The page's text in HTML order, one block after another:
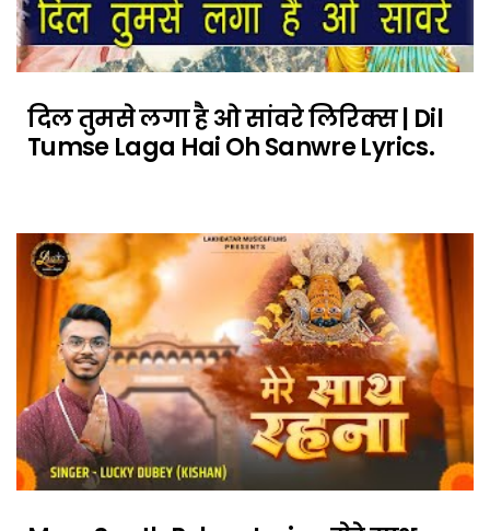
दिल तुमसे लगा है ओ सांवरे लिरिक्स | Dil
Tumse Laga Hai Oh Sanwre Lyrics.